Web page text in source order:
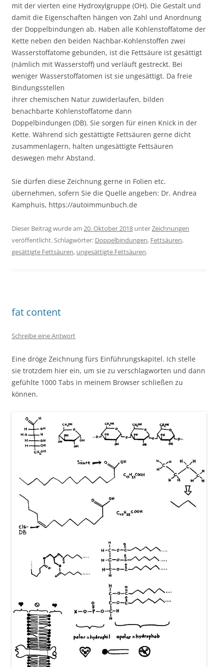
mit der vierten eine Hydroxylgruppe (OH). Die Gestalt und
damit die Eigenschaften hängen von Zahl und Anordnung
der Doppelbindungen ab. Haben alle Kohlenstoffatome der
Kette neben den beiden Nachbar-Kohlenstoffen zwei
Wasserstoffatome gebunden, ist die Fettsäure ist gesättigt
(nämlich mit Wasserstoff) und verläuft gestreckt. Bei
weniger Wasserstoffatomen ist sie ungesättigt. Da freie
Bindungsstellen
ihrer chemischen Natur zuwiderlaufen, bilden
benachbarte Kohlenstoffatome dann
Doppelbindungen (DB). Sie sorgen für einen Knick in der
Kette. Während sich gestättigte Fettsäuren gerne dicht
zusammenlagern, halten ungesättigte Fettsäuren
deswegen mehr Abstand.
Sie dürfen diese Zeichnung gerne in Folien etc.
übernehmen, sofern Sie die Quelle angeben: Dr. Andrea
Kamphuis, https://autoimmunbuch.de
Dieser Beitrag wurde am 20. Oktober 2018 unterZeichnungen
veröffentlicht. Schlagwörter: Doppelbindungen, Fettsäuren,
gesättigte Fettsäuren, ungesättigte Fettsäuren.
fat content
Schreibe eine Antwort
Eine dröge Zeichnung fürs Einführungskapitel. Ich stelle
sie trotzdem hier ein, um sie zu verschlagworten und dann
gefühlte 1000 Tabs in meinem Browser schließen zu
können.